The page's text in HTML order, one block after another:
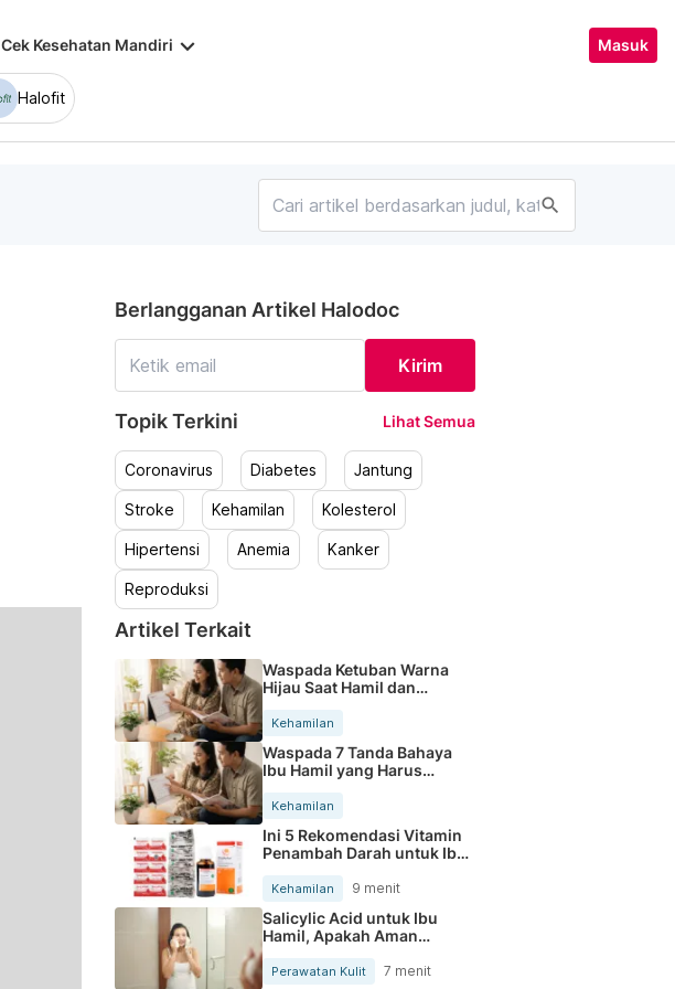
Cek Kesehatan Mandiri keyboard_arrow_down Masuk
Halofit
search
Berlangganan Artikel Halodoc
Kirim
Topik Terkini Lihat Semua
Coronavirus Diabetes Jantung
Stroke Kehamilan Kolesterol
Hipertensi Anemia Kanker
Reproduksi
Artikel Terkait
Waspada Ketuban Warna
Hijau Saat Hamil dan
Kehamilan
Waspada 7 Tanda Bahaya
Ibu Hamil yang Harus
Kehamilan
Ini 5 Rekomendasi Vitamin
Penambah Darah untuk Ibu
Kehamilan 9 menit
Salicylic Acid untuk Ibu
Hamil, Apakah Aman
Digunakan?
Perawatan Kulit 7 menit